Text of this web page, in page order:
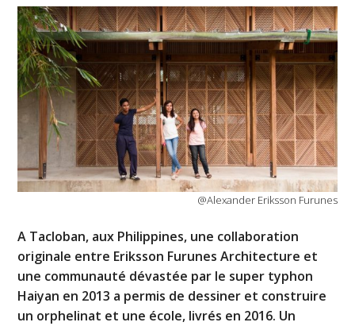
@Alexander Eriksson Furunes
A Tacloban, aux Philippines, une collaboration
originale entre Eriksson Furunes Architecture et
une communauté dévastée par le super typhon
Haiyan en 2013 a permis de dessiner et construire
un orphelinat et une école, livrés en 2016. Un